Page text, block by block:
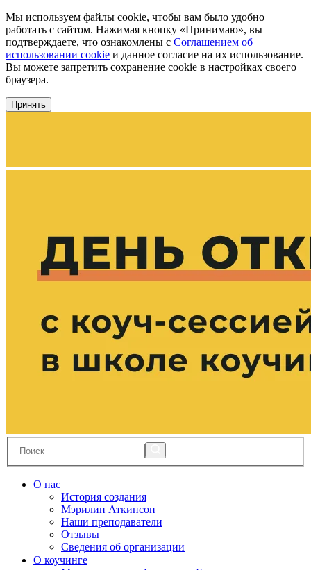
Мы используем файлы cookie, чтобы вам было удобно
работать с сайтом. Нажимая кнопку «Принимаю», вы
подтверждаете, что ознакомлены с Соглашением об
использовании cookie и данное согласие на их использование.
Вы можете запретить сохранение cookie в настройках своего
браузера.
Принять
О нас
История создания
Мэрилин Аткинсон
Наши преподаватели
Отзывы
Сведения об организации
О коучинге